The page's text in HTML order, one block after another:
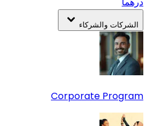
الشركات والشركاء
Corporate Program